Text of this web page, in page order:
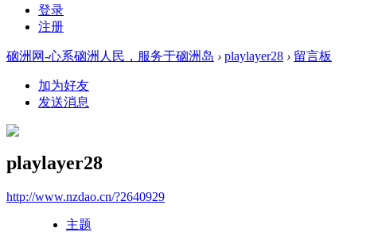
登录
注册
硇洲网-心系硇洲人民，服务于硇洲岛 › playlayer28 › 留言板
加为好友
发送消息
playlayer28
http://www.nzdao.cn/?2640929
主题